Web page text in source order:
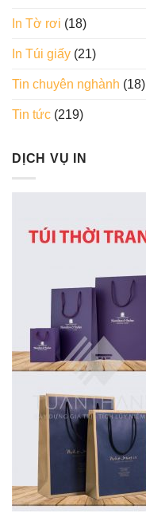
In Tờ rơi (18)
In Túi giấy (21)
Tin chuyên nghành (18)
Tin tức (219)
DỊCH VỤ IN